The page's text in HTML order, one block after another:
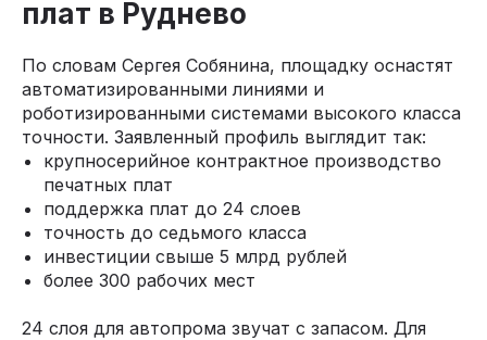
плат в Руднево
По словам Сергея Собянина, площадку оснастят
автоматизированными линиями и
роботизированными системами высокого класса
точности. Заявленный профиль выглядит так:
крупносерийное контрактное производство
печатных плат
поддержка плат до 24 слоев
точность до седьмого класса
инвестиции свыше 5 млрд рублей
более 300 рабочих мест
24 слоя для автопрома звучат с запасом. Для